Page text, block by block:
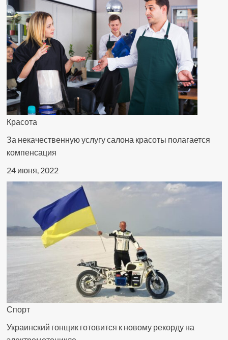
Красота
За некачественную услугу салона красоты полагается
компенсация
24 июня, 2022
Спорт
Украинский гонщик готовится к новому рекорду на